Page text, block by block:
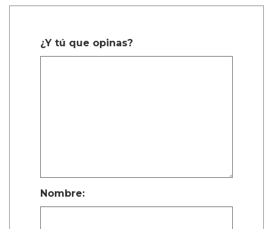
¿Y tú que opinas?
Nombre: